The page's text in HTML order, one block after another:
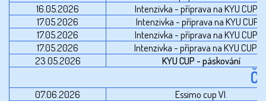
16.05.2026
Intenzivka - příprava na KYU CUP
17.05.2026
Intenzivka - příprava na KYU CUP X.
17.05.2026
Intenzivka - příprava na KYU CUP
17.05.2026
Intenzivka - příprava na KYU CUP
23.05.2026
KYU CUP - páskování
07.06.2026 Essimo cup VI.